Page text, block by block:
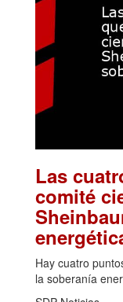
Las
comité
Hay cuatro
la soberanía